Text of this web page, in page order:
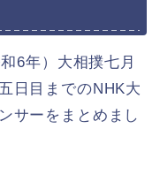
6年）大相撲七月
日目までのNHK大
サーをまとめまし